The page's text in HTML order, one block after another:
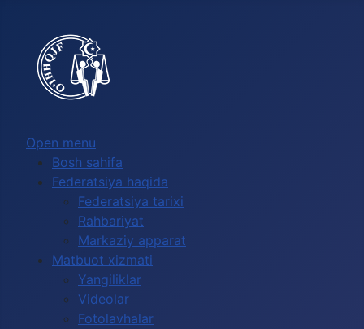
Open menu
Bosh sahifa
Federatsiya haqida
Federatsiya tarixi
Rahbariyat
Markaziy apparat
Matbuot xizmati
Yangiliklar
Videolar
Fotolavhalar